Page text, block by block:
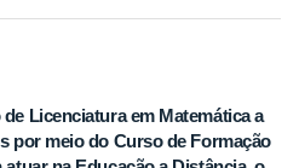
Licenciatura em Matemática a
por meio do Curso de Formação